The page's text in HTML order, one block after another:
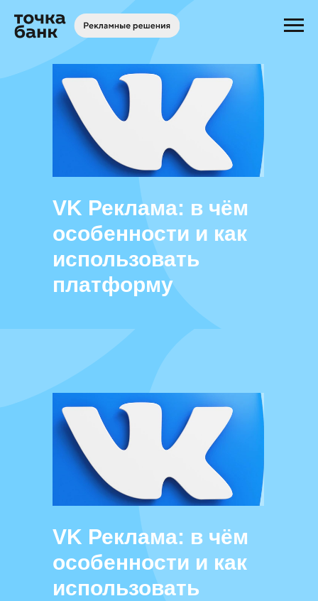
VK Реклама: в чём
особенности и как
использовать
платформу
VK Реклама: в чём
особенности и как
использовать